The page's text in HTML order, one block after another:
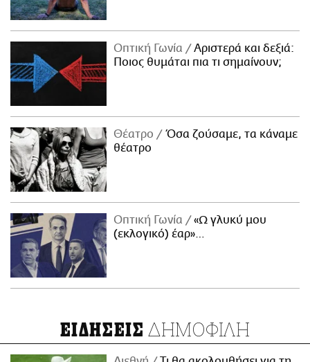
Οπτική Γωνία
Αριστερά και δεξιά:
Ποιος θυμάται πια τι σημαίνουν;
Θέατρο
Όσα ζούσαμε, τα κάναμε
θέατρο
Οπτική Γωνία
«Ω γλυκύ μου
(εκλογικό) έαρ»…
ΕΙΔΗΣΕΙΣ ΔΗΜΟΦΙΛΗ